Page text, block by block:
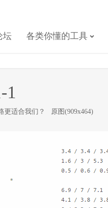
坛 各类你懂的工具
1
更适合我们？ 原图(909x464)